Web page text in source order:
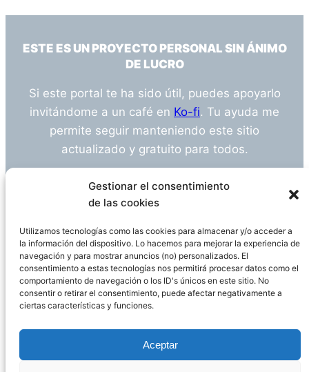
Gestionar el consentimiento
de las cookies
Utilizamos tecnologías como las cookies para almacenar y/o acceder a
la información del dispositivo. Lo hacemos para mejorar la experiencia de
navegación y para mostrar anuncios (no) personalizados. El
consentimiento a estas tecnologías nos permitirá procesar datos como el
comportamiento de navegación o los ID's únicos en este sitio. No
consentir o retirar el consentimiento, puede afectar negativamente a
ciertas características y funciones.
Aceptar
ESTE ES UN PROYECTO PERSONAL SIN ÁNIMO
DE LUCRO
Si este portal te ha sido útil, puedes apoyarlo
invitándome a un café en Ko-fi. Tu ayuda me
permite seguir manteniendo este sitio
actualizado y gratuito para todos.
¿Tienes alguna duda o sugerencia? Escríbeme
info@empleosanitarioinvestigacion.es
Descargo de Responsabilidad
Declaración de Privacidad Política de cookies
WordPress